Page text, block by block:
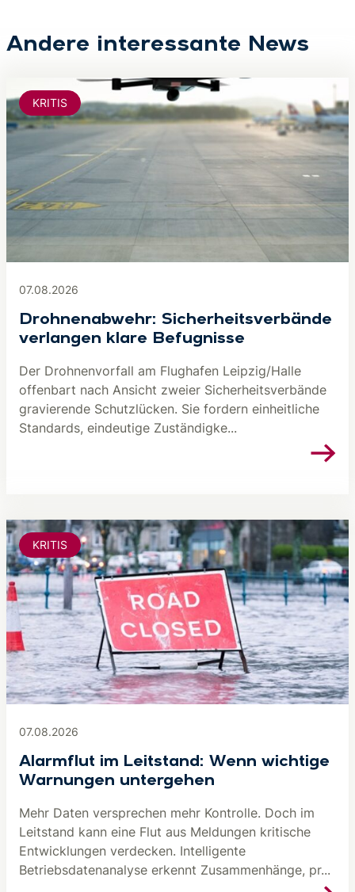
Andere interessante News
07.08.2026
Drohnenabwehr: Sicherheitsverbände
verlangen klare Befugnisse
Der Drohnenvorfall am Flughafen Leipzig/Halle
offenbart nach Ansicht zweier Sicherheitsverbände
gravierende Schutzlücken. Sie fordern einheitliche
Standards, eindeutige Zuständigke...
KRITIS
07.08.2026
Alarmflut im Leitstand: Wenn wichtige
Warnungen untergehen
Mehr Daten versprechen mehr Kontrolle. Doch im
Leitstand kann eine Flut aus Meldungen kritische
Entwicklungen verdecken. Intelligente
Betriebsdatenanalyse erkennt Zusammenhänge, pr...
KRITIS